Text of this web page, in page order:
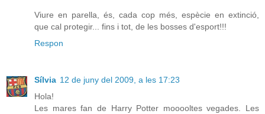
Viure en parella, és, cada cop més, espècie en extinció,
que cal protegir... fins i tot, de les bosses d'esport!!!
Respon
Sílvia 12 de juny del 2009, a les 17:23
Hola!
Les mares fan de Harry Potter mooooltes vegades. Les